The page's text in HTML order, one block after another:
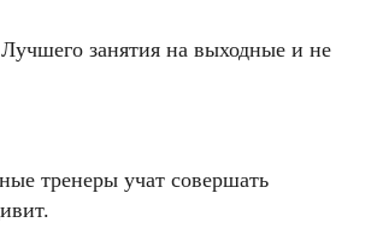
занятия на выходные и не
тренеры учат совершать